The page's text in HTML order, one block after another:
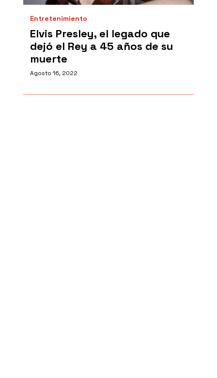
Entretenimiento
Elvis Presley, el legado que
dejó el Rey a 45 años de su
muerte
Agosto 16, 2022